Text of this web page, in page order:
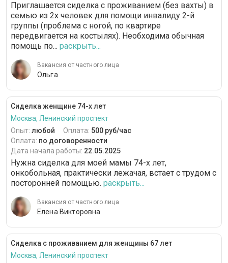
Приглашается сиделка с проживанием (без вахты) в
семью из 2х человек для помощи инвалиду 2-й
группы (проблема с ногой, по квартире
передвигается на костылях). Необходима обычная
помощь по... раскрыть...
Вакансия от частного лица
Ольга
Сиделка женщине 74-х лет
Москва, Ленинский проспект
Опыт: любой Оплата: 500 руб/час
Оплата: по договоренности
Дата начала работы: 22.05.2025
Нужна сиделка для моей мамы 74-х лет,
онкобольная, практически лежачая, встает с трудом с
посторонней помощью. раскрыть...
Вакансия от частного лица
Елена Викторовна
Сиделка с проживанием для женщины 67 лет
Москва, Ленинский проспект